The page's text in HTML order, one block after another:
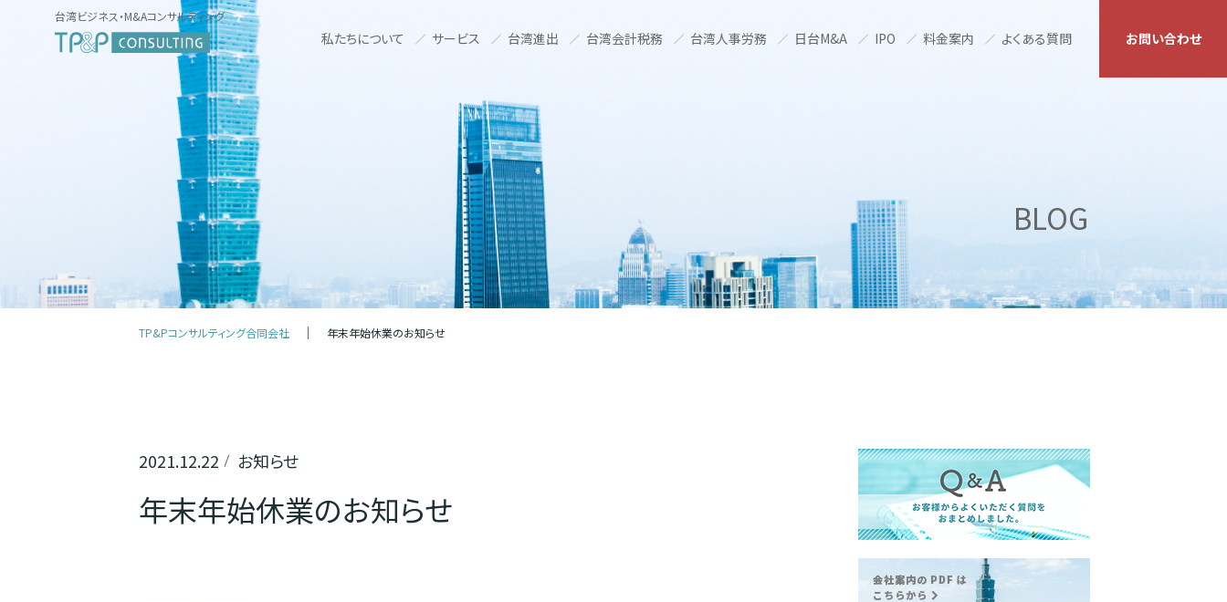
台湾ビジネス・M&Aコンサルティング
私たちについて サービス 台湾進出 台湾会計税務 台湾人事労務 日台M&A IPO 料金案内 よくある質問 お問い合わせ
BLOG
TP&Pコンサルティング合同会社 年末年始休業のお知らせ
2021.12.22 お知らせ
年末年始休業のお知らせ